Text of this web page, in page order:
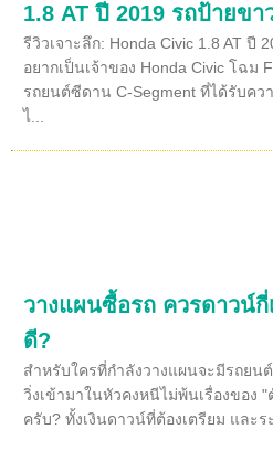
1.8 AT ปี 2019 รถป้ายขา
รีวิวเจาะลึก: Honda Civic 1.8 AT ปี
อยากเป็นเจ้าของ Honda Civic โฉม
รถยนต์ซีดาน C-Segment ที่ได้รับค
ไ...
วางแผนซื้อรถ ควรดาวน์
ดี?
สำหรับใครที่กำลังวางแผนจะมีรถย
วิ่งเข้ามาในหัวคงหนีไม่พ้นเรื่องของ "
ครับ? ทั้งเงินดาวน์ที่ต้องเตรียม และร